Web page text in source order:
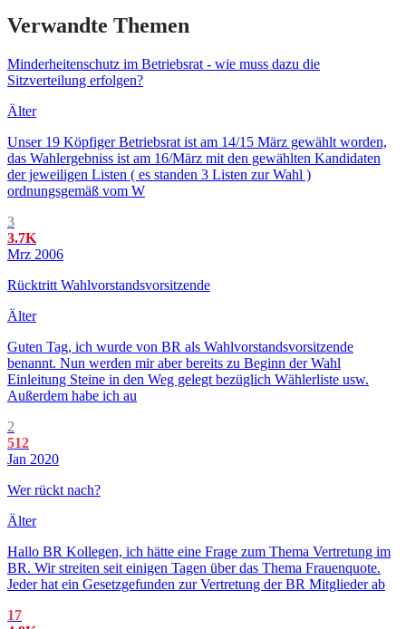
Verwandte Themen
Minderheitenschutz im Betriebsrat - wie muss dazu die
Sitzverteilung erfolgen?
Älter
Unser 19 Köpfiger Betriebsrat ist am 14/15 März gewählt worden,
das Wahlergebniss ist am 16/März mit den gewählten Kandidaten
der jeweiligen Listen ( es standen 3 Listen zur Wahl )
ordnungsgemäß vom W
3
3.7K
Mrz 2006
Rücktritt Wahlvorstandsvorsitzende
Älter
Guten Tag, ich wurde von BR als Wahlvorstandsvorsitzende
benannt. Nun werden mir aber bereits zu Beginn der Wahl
Einleitung Steine in den Weg gelegt bezüglich Wählerliste usw.
Außerdem habe ich au
2
512
Jan 2020
Wer rückt nach?
Älter
Hallo BR Kollegen, ich hätte eine Frage zum Thema Vertretung im
BR. Wir streiten seit einigen Tagen über das Thema Frauenquote.
Jeder hat ein Gesetzgefunden zur Vertretung der BR Mitglieder ab
17